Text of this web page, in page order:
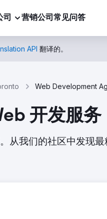
司 营销公司 常见问答
API 翻译的。
Web Development
开发服务
从我们的社区中发现最